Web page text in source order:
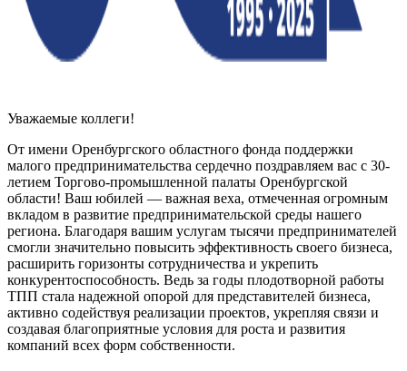
Уважаемые коллеги!
От имени Оренбургского областного фонда поддержки
малого предпринимательства сердечно поздравляем вас с 30-
летием Торгово-промышленной палаты Оренбургской
области! Ваш юбилей — важная веха, отмеченная огромным
вкладом в развитие предпринимательской среды нашего
региона. Благодаря вашим услугам тысячи предпринимателей
смогли значительно повысить эффективность своего бизнеса,
расширить горизонты сотрудничества и укрепить
конкурентоспособность. Ведь за годы плодотворной работы
ТПП стала надежной опорой для представителей бизнеса,
активно содействуя реализации проектов, укрепляя связи и
создавая благоприятные условия для роста и развития
компаний всех форм собственности.